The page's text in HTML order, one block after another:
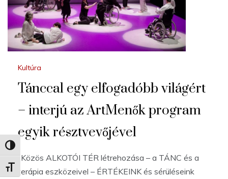
Nagy kontraszt váltása
Betűméret váltása
Kultúra
Tánccal egy elfogadóbb világért
– interjú az ArtMenők program
egyik résztvevőjével
„Közös ALKOTÓI TÉR létrehozása – a TÁNC és a
terápia eszközeivel – ÉRTÉKEINK és sérüléseink